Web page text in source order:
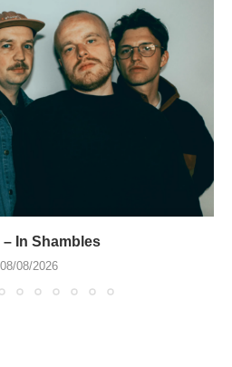
– In Shambles
08/08/2026